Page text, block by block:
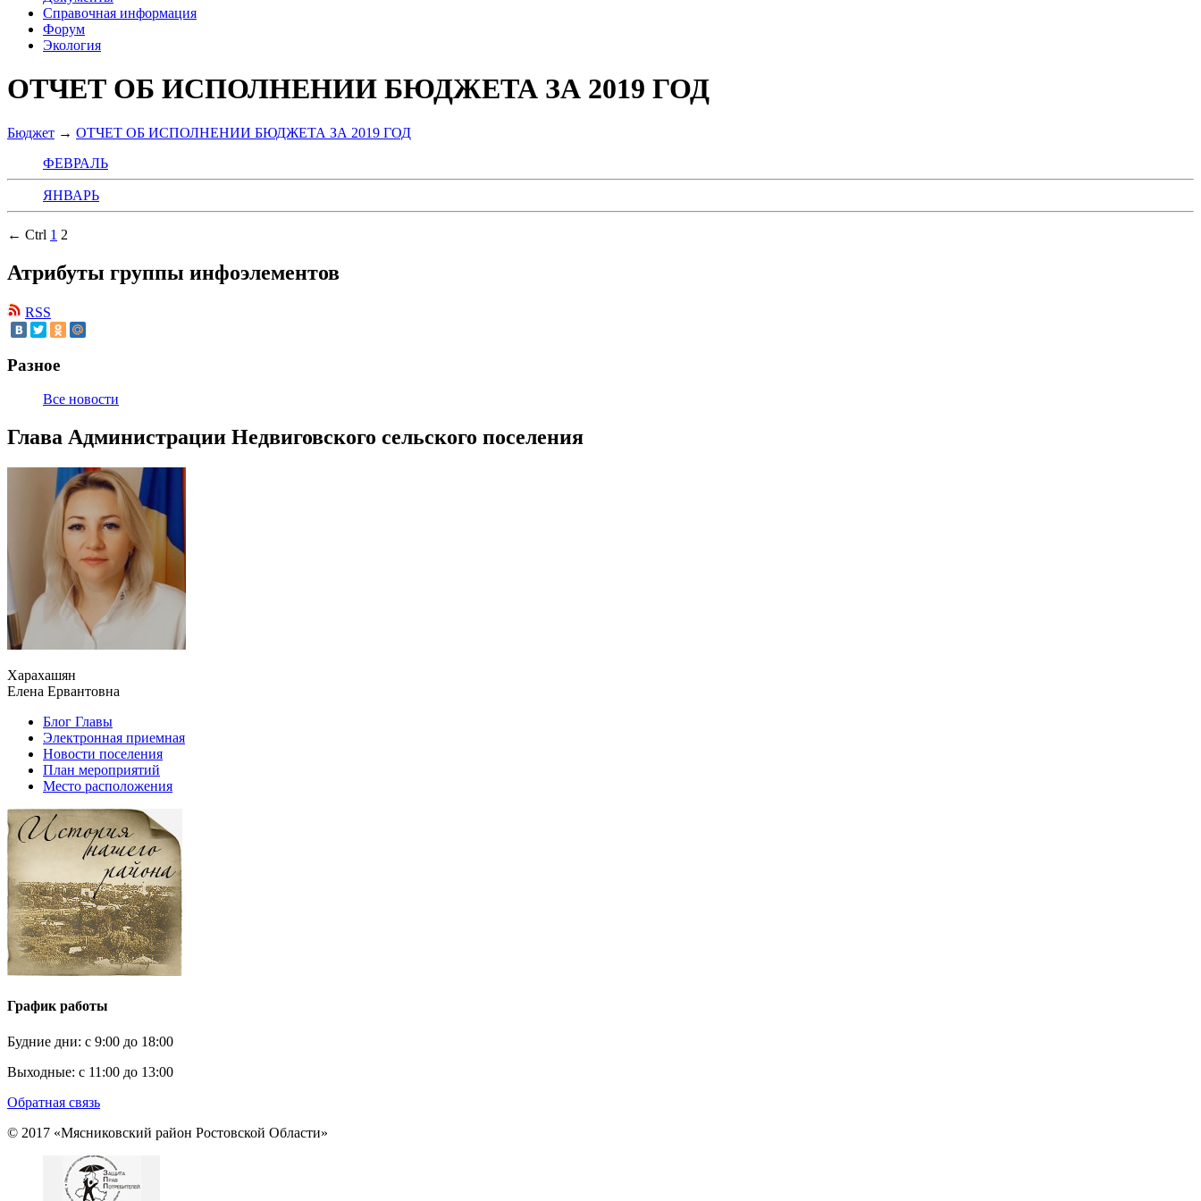
Справочная информация
Форум
Экология
ОТЧЕТ ОБ ИСПОЛНЕНИИ БЮДЖЕТА ЗА 2019 ГОД
Бюджет → ОТЧЕТ ОБ ИСПОЛНЕНИИ БЮДЖЕТА ЗА 2019 ГОД
ФЕВРАЛЬ
ЯНВАРЬ
← Ctrl 1 2
Атрибуты группы инфоэлементов
RSS
Разное
Все новости
Глава Администрации Недвиговского сельского поселения
Харахашян
Елена Ервантовна
Блог Главы
Электронная приемная
Новости поселения
План мероприятий
Место расположения
График работы
Будние дни: c 9:00 до 18:00
Выходные: с 11:00 до 13:00
Обратная связь
© 2017 «Мясниковский район Ростовской Области»